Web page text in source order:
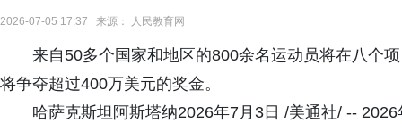
2026-07-05 17:37 来源： 人民教育网
来自50多个国家和地区的800余名运动员将在八个
将争夺超过400万美元的奖金。
哈萨克斯坦阿斯塔纳2026年7月3日 /美通社/ --